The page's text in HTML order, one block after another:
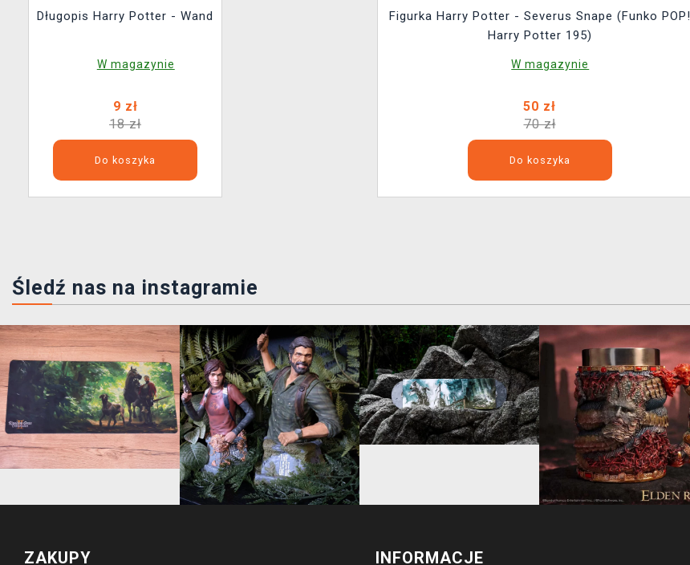
Długopis Harry Potter - Wand
W magazynie
9 zł
18 zł
Do koszyka
Figurka Harry Potter - Severus Snape (Funko POP!
Harry Potter 195)
W magazynie
50 zł
70 zł
Do koszyka
Śledź nas na instagramie
ZAKUPY INFORMACJE